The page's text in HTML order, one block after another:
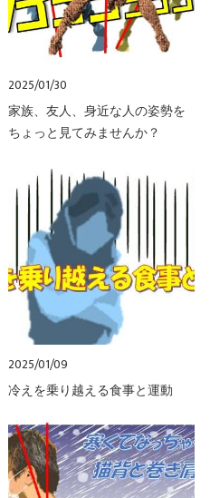
2025/01/30
家族、友人、身近な人の姿勢を
ちょっと見てみませんか？
2025/01/09
冷えを乗り越える食事と運動